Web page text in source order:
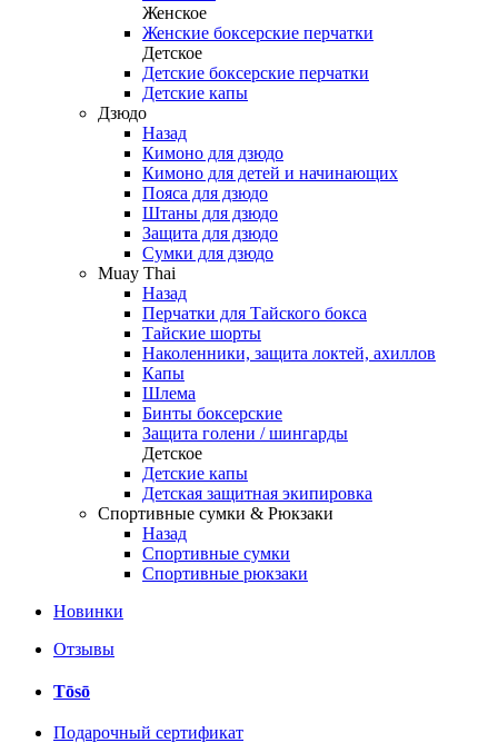
Женское
Женские боксерские перчатки
Детское
Детские боксерские перчатки
Детские капы
Дзюдо
Назад
Кимоно для дзюдо
Кимоно для детей и начинающих
Пояса для дзюдо
Штаны для дзюдо
Защита для дзюдо
Сумки для дзюдо
Muay Thai
Назад
Перчатки для Тайского бокса
Тайские шорты
Наколенники, защита локтей, ахиллов
Капы
Шлема
Бинты боксерские
Защита голени / шингарды
Детское
Детские капы
Детская защитная экипировка
Спортивные сумки & Рюкзаки
Назад
Спортивные сумки
Спортивные рюкзаки
Новинки
Отзывы
Tōsō
Подарочный сертификат